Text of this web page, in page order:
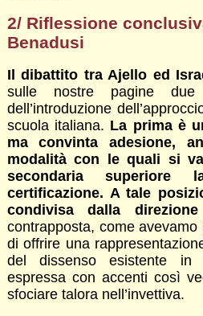
2/ Riflessione
Benadusi
Il dibattito tra Ajello ed
sulle nostre pagine
dell’introduzione
scuola italiana. La prima è
ma convinta adesione,
modalità con le quali si
secondaria superiore
certificazione. A tale
condivisa dalla
contrapposta, come
di offrire una
del dissenso esistente in
espressa con accenti così
sfociare talora nell’invettiva.